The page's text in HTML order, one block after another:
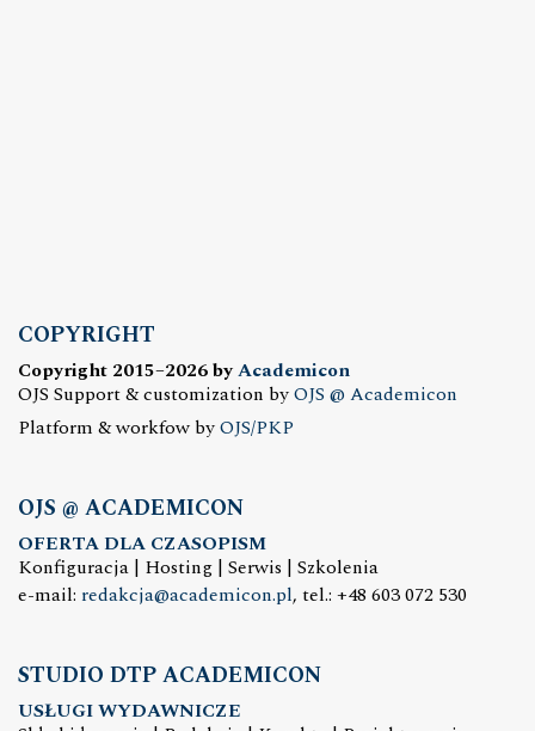
COPYRIGHT
Copyright 2015–2026 byAcademicon
OJS Support & customization byOJS @ Academicon
Platform & workfow byOJS/PKP
OJS @ ACADEMICON
OFERTA DLA CZASOPISM
Konfiguracja | Hosting | Serwis | Szkolenia
e-mail: redakcja@academicon.pl, tel.: +48 603 072 530
STUDIO DTP ACADEMICON
USŁUGI WYDAWNICZE